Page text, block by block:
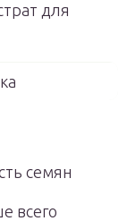
для
семян
всего